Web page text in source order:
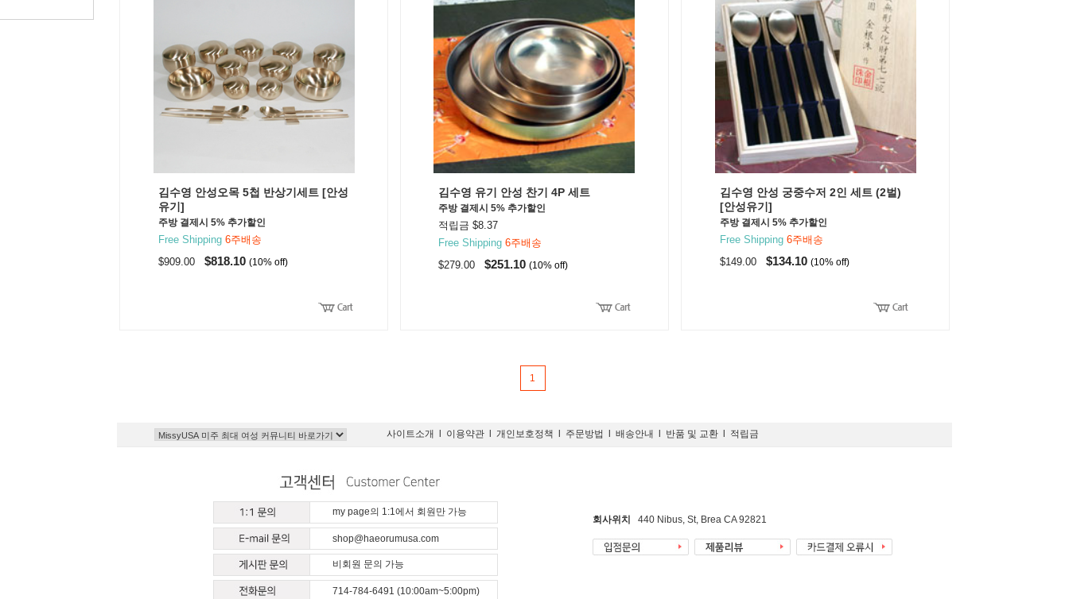
김수영 안성오목 5첩 반상기세트 [안성
유기]
주방 결제시 5% 추가할인
Free Shipping 6주배송
$909.00 $818.10 (10% off)
김수영 유기 안성 찬기 4P 세트
주방 결제시 5% 추가할인
적립금 $8.37
Free Shipping 6주배송
$279.00$251.10(10% off)
김수영 안성 궁중수저 2인 세트 (2벌)
[안성유기]
주방 결제시 5% 추가할인
Free Shipping 6주배송
$149.00 $134.10 (10% off)
1
사이트소개 이용약관 개인보호정책 주문방법 배송안내 반품 및 교환 적립금
회사위치 440 Nibus, St, Brea CA 92821
my page의 1:1에서 회원만 가능
shop@haeorumusa.com
비회원 문의 가능
714-784-6491 (10:00am~5:00pm)